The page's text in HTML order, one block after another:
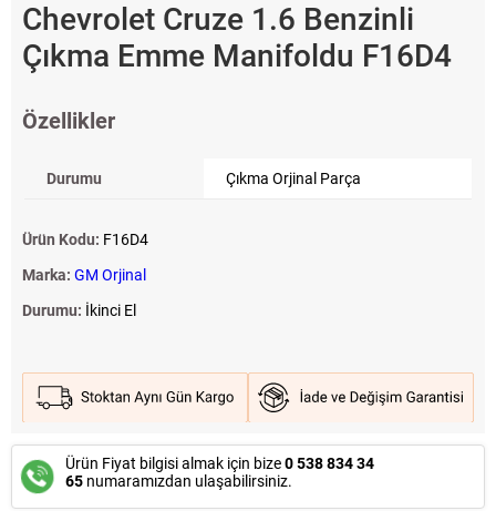
Chevrolet Cruze 1.6 Benzinli
Çıkma Emme Manifoldu F16D4
Özellikler
Durumu Çıkma Orjinal Parça
Ürün Kodu: F16D4
Marka: GM Orjinal
Durumu: İkinci El
Ürün Fiyat bilgisi almak için bize0 538 834 34
65 numaramızdan ulaşabilirsiniz.